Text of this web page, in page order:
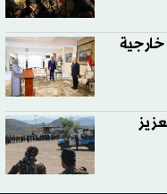
خارجية